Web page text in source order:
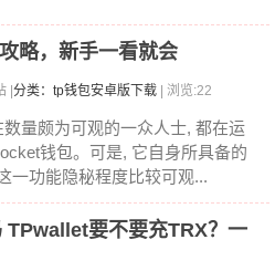
略，新手一看就会
| 分类：tp钱包安卓版下载 | 浏览:22
数量颇为可观的一众人士, 都在运
钱包。可是, 它自身所具备的
一功能隐秘程度比较可观...
要不要充TRX？一